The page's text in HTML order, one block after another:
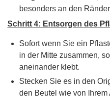
besonders an den
Schritt 4: Entsorgen des
Sofort wenn Sie ein
in der Mitte zusammen,
aneinander klebt.
Stecken Sie es in den
den Beutel wie von